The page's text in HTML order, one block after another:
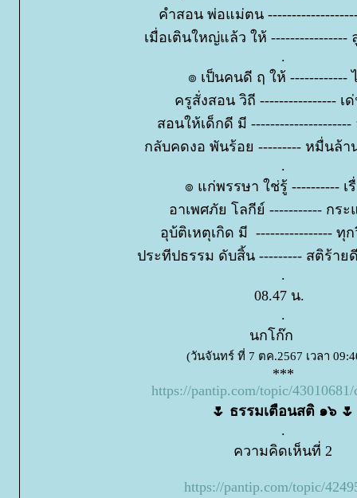
คำสอน พ่อแม่ตน
เมื่อเตินใหญ่แล้ว ให้ ----------------
.
๏ เป็นคนดี ฤ ให้ ------------
ครูสั่งสอน วิถี ----------------
สอนให้เด็กดี มี
กลับคดงอ พันร้อย --------- หมื่นล้า
.
๏ แก่พรรษา ใช่รู้ ---------- เ
อาเพศภัย โลกีย์ ----------- กร
อุบ้ติเหตุเกิด มี ---------------- ทุ
ประทีปธรรม ดับสิ้น --------- สติร้า
.
08.47 น.
.
นกโก๊ก
(วันจันทร์ ที่ 7 ตค.2567 เวลา
***
https://pantip.com/topic/43010681/
🌷 ธรรมเตือนสติ ๑๖ 🌷
.
ความคิดเห็นที่ 2
https://pantip.com/topic/